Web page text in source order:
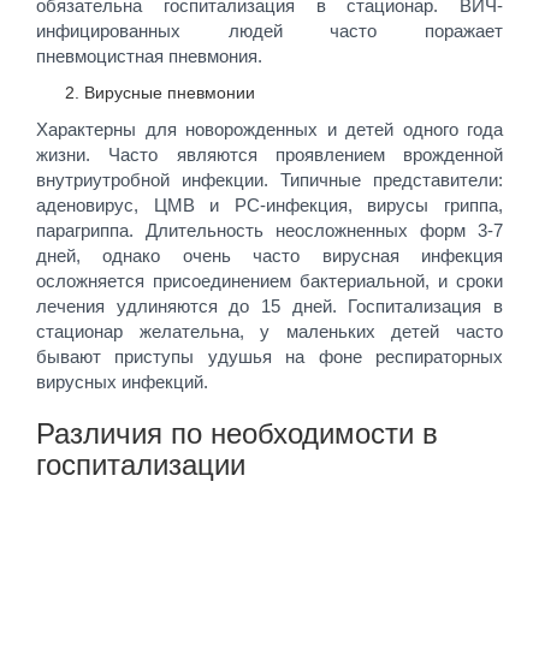
обязательна госпитализация в стационар. ВИЧ-
инфицированных людей часто поражает
пневмоцистная пневмония.
Вирусные пневмонии
Характерны для новорожденных и детей одного года
жизни. Часто являются проявлением врожденной
внутриутробной инфекции. Типичные представители:
аденовирус, ЦМВ и РС-инфекция, вирусы гриппа,
парагриппа. Длительность неосложненных форм 3-7
дней, однако очень часто вирусная инфекция
осложняется присоединением бактериальной, и сроки
лечения удлиняются до 15 дней. Госпитализация в
стационар желательна, у маленьких детей часто
бывают приступы удушья на фоне респираторных
вирусных инфекций.
Различия по необходимости в
госпитализации